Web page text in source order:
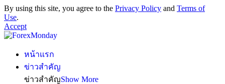
By using this site, you agree to the Privacy Policy and Terms of
Use.
Accept
หน้าแรก
ข่าวสำคัญ
ข่าวสำคัญShow More